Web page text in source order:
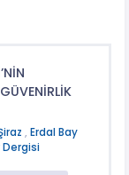
, Erdal Bay